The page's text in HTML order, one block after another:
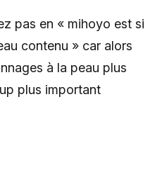
pas en « mihoyo est si
contenu » car alors
à la peau plus
plus important